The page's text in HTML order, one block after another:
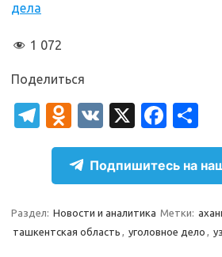
дела
1 072
Поделиться
T
el
gr
a
m
O
d
n
o
kl
as
V
K
X
Fa
c
e
b
o
o
т
п
р
а
в
Подпишитесь на
Раздел: Новости и аналитика Метки:
ташкентская область , уголовное дело ,